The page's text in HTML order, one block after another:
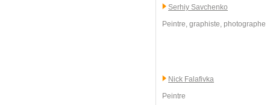
Serhiy Savchenko
Peintre, graphiste, photographe
Nick Falafivka
Peintre